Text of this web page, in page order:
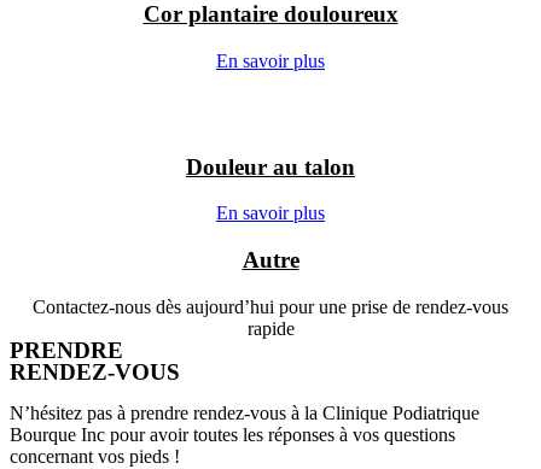
Cor plantaire douloureux
En savoir plus
Douleur au talon
En savoir plus
Autre
Contactez-nous dès aujourd’hui pour une prise de rendez-vous
rapide
PRENDRE
RENDEZ-VOUS
N’hésitez pas à prendre rendez-vous à la Clinique Podiatrique
Bourque Inc pour avoir toutes les réponses à vos questions
concernant vos pieds !